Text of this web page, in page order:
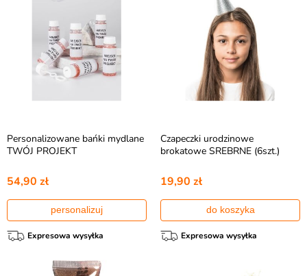
Personalizowane bańki mydlane
TWÓJ PROJEKT
54,90 zł
personalizuj
Expresowa wysyłka
Czapeczki urodzinowe
brokatowe SREBRNE (6szt.)
19,90 zł
do koszyka
Expresowa wysyłka